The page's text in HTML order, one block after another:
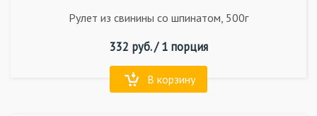
Рулет из свинины со шпинатом, 500г
332 руб. /1 порция
В корзину